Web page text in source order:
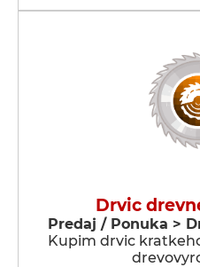
Drvic
Predaj / Ponuka >
Kupim drvic